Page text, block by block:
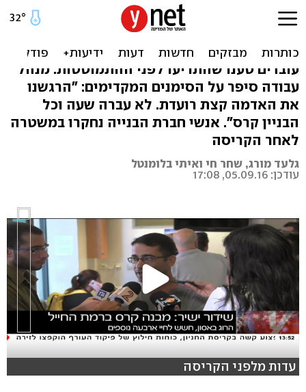
"אמרנו שהמבנה יקרוס. מנהל
ענה - אתה מפחד?"
עובדים טענו שהתריעו לפני ההתמוטטות. מנהל
עבודה סיפר על הסימנים המקדימים: "הרגשנו
את האדמה קצת רועדת. לא עברה שעה וכל
הבניין קרס". אנשי חברת הבנייה נחקרו במשטרה
לאחר הקריסה
גלעד מורג, שחר חי ואיתי בלומנטל
עודכן: 05.09.16, 17:08
עדות מלפני הקריסה